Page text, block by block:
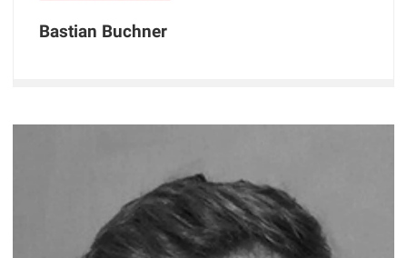
Bastian Buchner